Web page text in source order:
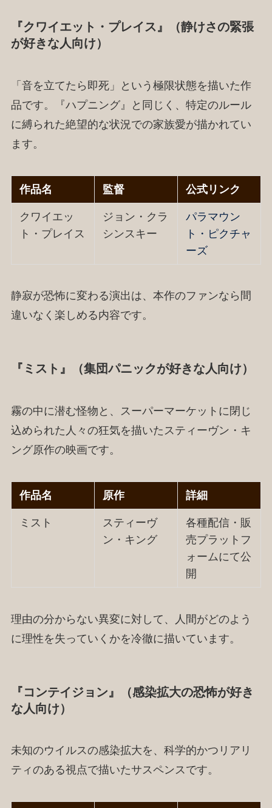
『クワイエット・プレイス』（静けさの緊張
が好きな人向け）
「音を立てたら即死」という極限状態を描いた作
品です。『ハプニング』と同じく、特定のルール
に縛られた絶望的な状況での家族愛が描かれてい
ます。
作品名 監督 公式リンク
クワイエッ
ト・プレイス
ジョン・クラ
シンスキー
パラマウン
ト・ピクチャ
ーズ
静寂が恐怖に変わる演出は、本作のファンなら間
違いなく楽しめる内容です。
『ミスト』（集団パニックが好きな人向け）
霧の中に潜む怪物と、スーパーマーケットに閉じ
込められた人々の狂気を描いたスティーヴン・キ
ング原作の映画です。
作品名 原作 詳細
ミスト
スティーヴ
ン・キング
各種配信・販
売プラットフ
ォームにて公
開
理由の分からない異変に対して、人間がどのよう
に理性を失っていくかを冷徹に描いています。
『コンテイジョン』（感染拡大の恐怖が好き
な人向け）
未知のウイルスの感染拡大を、科学的かつリアリ
ティのある視点で描いたサスペンスです。